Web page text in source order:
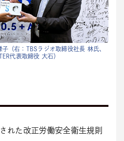
（右：TBSラジオ取締役社長 林氏、
代表取締役 大石）
れた改正労働安全衛生規則